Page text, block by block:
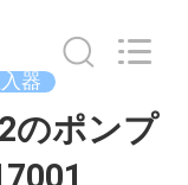
器
のポンプ